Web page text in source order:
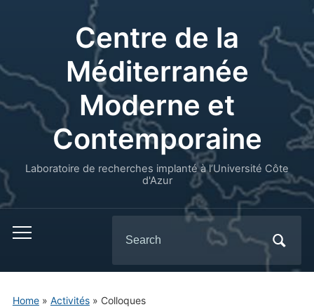
Centre de la
Méditerranée
Moderne et
Contemporaine
Laboratoire de recherches implanté à l’Université Côte
d'Azur
for:
Home» Activités» Colloques